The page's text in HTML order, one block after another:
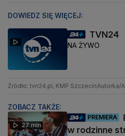
DOWIEDZ SIĘ WIĘCEJ:
TVN24
NA ŻYWO
Źródło: tvn24.pl, KMP Szczecin Autorka/
ZOBACZ TAKŻE:
27 min
PREMIERA
w rodzinne